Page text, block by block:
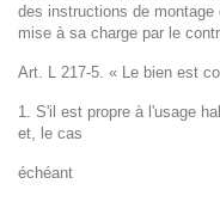
des instructions de
mise à sa charge par le
Art. L 217-5. « Le bien est
1. S'il est propre à l'usage
et, le cas
échéant